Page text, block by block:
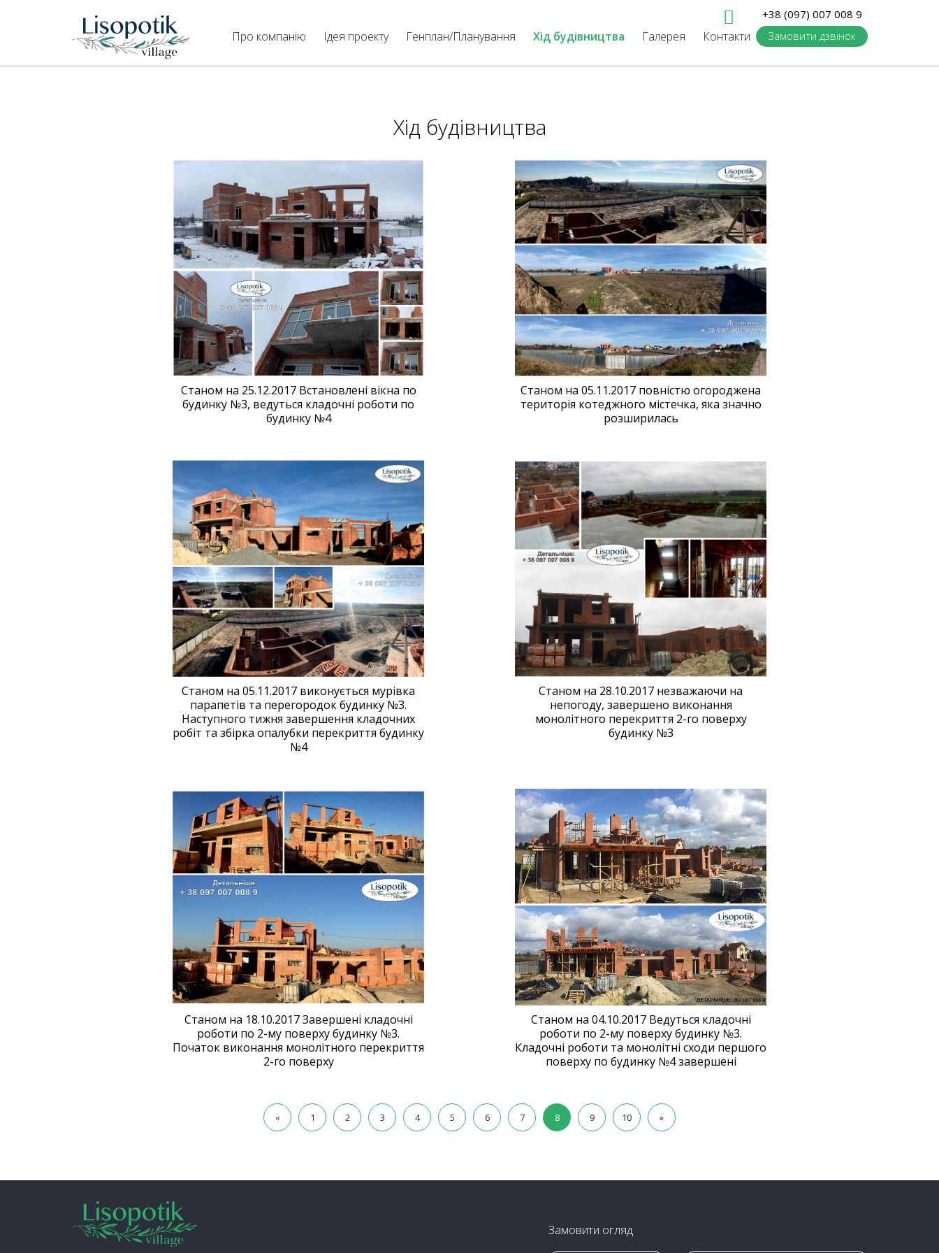
Про компанію Ідея проекту Генплан/Планування Хід будівництва Галерея Контакти
+38 (097) 007 008 9
Замовити дзвінок
Хід будівництва
Станом на 25.12.2017 Встановлені вікна по
будинку №3, ведуться кладочні роботи по
будинку №4
Станом на 05.11.2017 повністю огороджена
територія котеджного містечка, яка значно
розширилась
Станом на 05.11.2017 виконується мурівка
парапетів та перегородок будинку №3.
Наступного тижня завершення кладочних
робіт та збірка опалубки перекриття будинку
№4
Станом на 28.10.2017 незважаючи на
непогоду, завершено виконання
монолітного перекриття 2-го поверху
будинку №3
Станом на 18.10.2017 Завершені кладочні
роботи по 2-му поверху будинку №3.
Початок виконання монолітного перекриття
2-го поверху
Станом на 04.10.2017 Ведуться кладочні
роботи по 2-му поверху будинку №3.
Кладочні роботи та монолітні сходи першого
поверху по будинку №4 завершені
« 1 2 3 4 5 6 7 8 9 10 »
Замовити огляд